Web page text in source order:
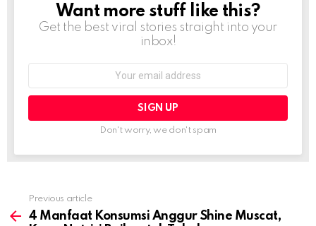
NEWSLETTER
Want more stuff like this?
Get the best viral stories straight into your
inbox!
Don't worry, we don't spam
more
Previous article
4 Manfaat Konsumsi Anggur Shine Muscat,